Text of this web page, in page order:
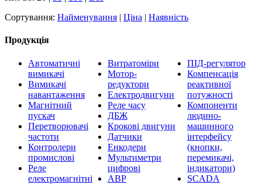
Сортування: Найменування | Ціна | Наявність
Продукція
Автоматичні
вимикачі
Вимикачі
навантаження
Магнітний
пускач
Перетворювачі
частоти
Контролери
промислові
Реле
електромагнітні
Витратоміри
Мотор-
редуктори
Електродвигуни
Реле часу
ДБЖ
Крокові двигуни
Датчики
Енкодери
Мультиметри
цифрові
АВР
ПІД-регулятор
Компенсація
реактивної
потужності
Компоненти
людино-
машинного
інтерфейсу
(кнопки,
перемикачі,
індикатори)
SCADA